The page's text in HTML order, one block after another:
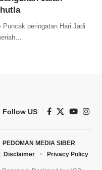
Puncak peringatan Hari Jadi
Follow US
PEDOMAN MEDIA SIBER
Disclaimer Privacy Policy